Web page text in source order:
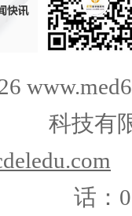
科技有
话：